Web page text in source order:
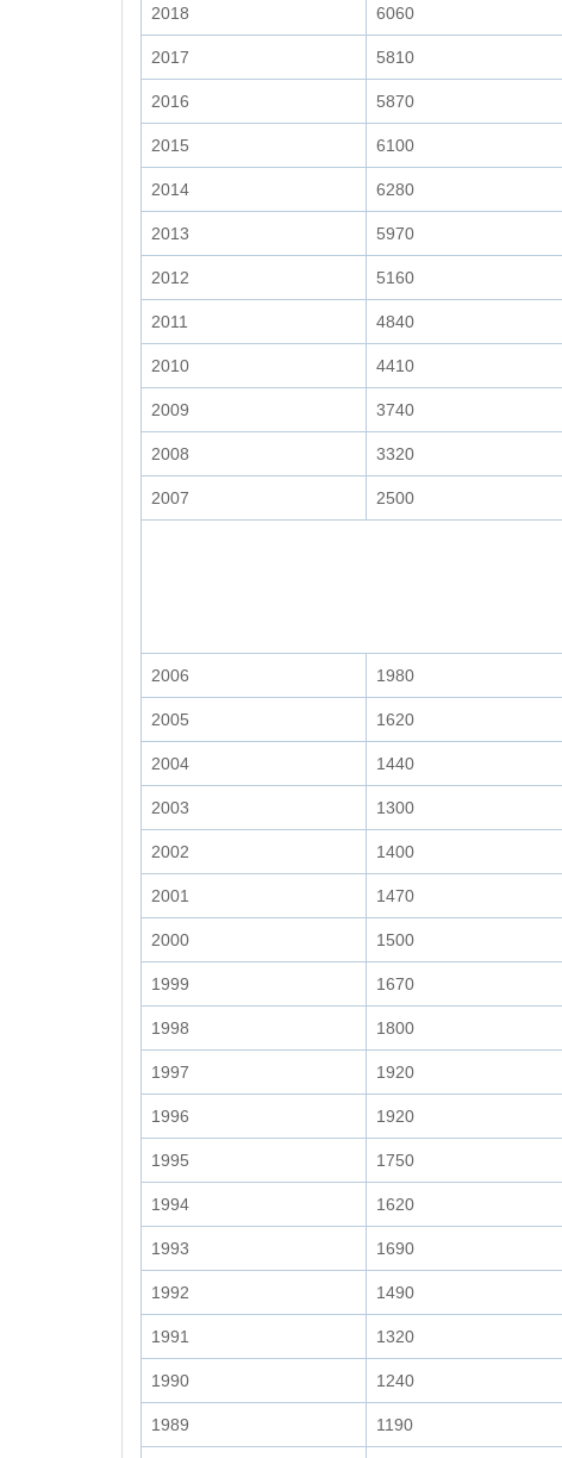
2018 6060
2017 5810
2016 5870
2015 6100
2014 6280
2013 5970
2012 5160
2011 4840
2010 4410
2009 3740
2008 3320
2007 2500
2006 1980
2005 1620
2004 1440
2003 1300
2002 1400
2001 1470
2000 1500
1999 1670
1998 1800
1997 1920
1996 1920
1995 1750
1994 1620
1993 1690
1992 1490
1991 1320
1990 1240
1989 1190